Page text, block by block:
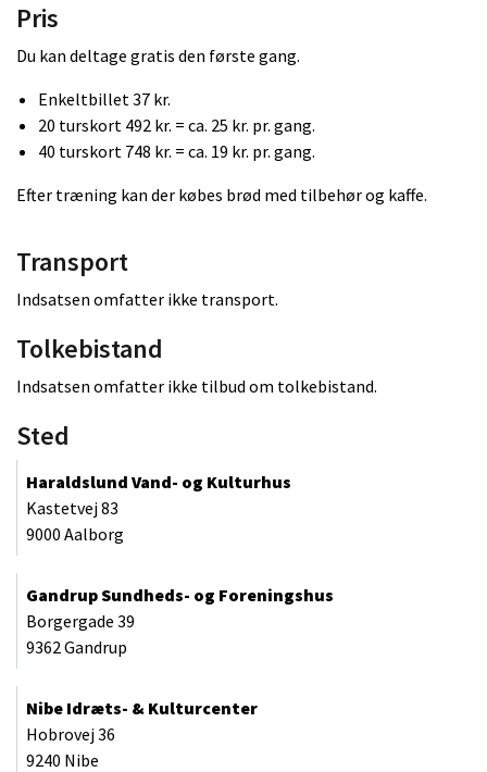
Pris
Du kan deltage gratis den første gang.
Enkeltbillet 37 kr.
20 turskort 492 kr. = ca. 25 kr. pr. gang.
40 turskort 748 kr. = ca. 19 kr. pr. gang.
Efter træning kan der købes brød med tilbehør og kaffe.
Transport
Indsatsen omfatter ikke transport.
Tolkebistand
Indsatsen omfatter ikke tilbud om tolkebistand.
Sted
Haraldslund Vand- og Kulturhus
Kastetvej 83
9000 Aalborg
Gandrup Sundheds- og Foreningshus
Borgergade 39
9362 Gandrup
Nibe Idræts- & Kulturcenter
Hobrovej 36
9240 Nibe